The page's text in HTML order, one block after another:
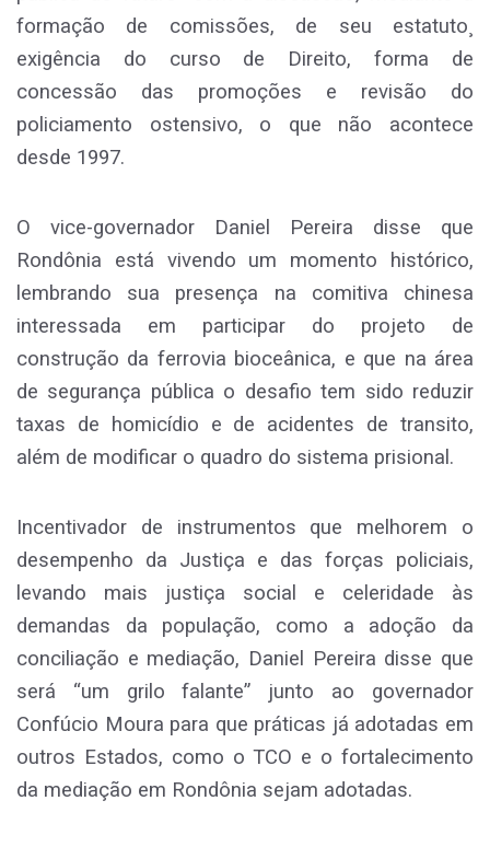
formação de comissões, de seu estatuto¸
exigência do curso de Direito, forma de
concessão das promoções e revisão do
policiamento ostensivo, o que não acontece
desde 1997.
O vice-governador Daniel Pereira disse que
Rondônia está vivendo um momento histórico,
lembrando sua presença na comitiva chinesa
interessada em participar do projeto de
construção da ferrovia bioceânica, e que na área
de segurança pública o desafio tem sido reduzir
taxas de homicídio e de acidentes de transito,
além de modificar o quadro do sistema prisional.
Incentivador de instrumentos que melhorem o
desempenho da Justiça e das forças policiais,
levando mais justiça social e celeridade às
demandas da população, como a adoção da
conciliação e mediação, Daniel Pereira disse que
será “um grilo falante” junto ao governador
Confúcio Moura para que práticas já adotadas em
outros Estados, como o TCO e o fortalecimento
da mediação em Rondônia sejam adotadas.